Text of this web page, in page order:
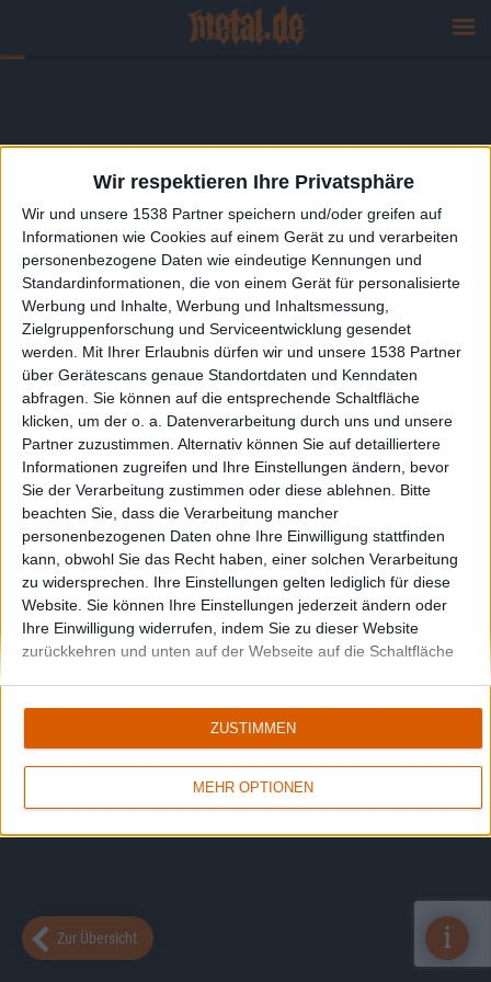
Wir respektieren Ihre Privatsphäre
Wir und unsere 1538 Partner speichern und/oder greifen auf
Informationen wie Cookies auf einem Gerät zu und verarbeiten
personenbezogene Daten wie eindeutige Kennungen und
Standardinformationen, die von einem Gerät für personalisierte
Werbung und Inhalte, Werbung und Inhaltsmessung,
Zielgruppenforschung und Serviceentwicklung gesendet
werden.
Mit Ihrer Erlaubnis dürfen wir und unsere 1538 Partner
über Gerätescans genaue Standortdaten und Kenndaten
abfragen. Sie können auf die entsprechende Schaltfläche
klicken, um der o. a. Datenverarbeitung durch uns und unsere
Partner zuzustimmen. Alternativ können Sie auf detailliertere
Informationen zugreifen und Ihre Einstellungen ändern, bevor
Sie der Verarbeitung zustimmen oder diese ablehnen.
Bitte
beachten Sie, dass die Verarbeitung mancher
personenbezogenen Daten ohne Ihre Einwilligung stattfinden
kann, obwohl Sie das Recht haben, einer solchen Verarbeitung
zu widersprechen. Ihre Einstellungen gelten lediglich für diese
Website. Sie können Ihre Einstellungen jederzeit ändern oder
Ihre Einwilligung widerrufen, indem Sie zu dieser Website
zurückkehren und unten auf der Webseite auf die Schaltfläche
MEHR OPTIONEN
ZUSTIMMEN
Zur Übersicht i